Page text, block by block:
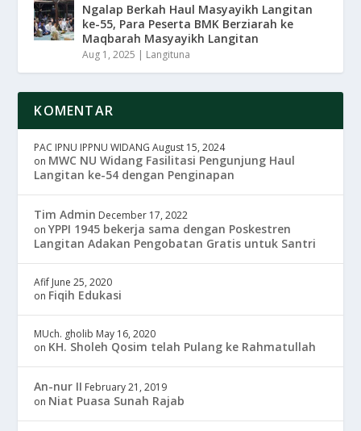
Ngalap Berkah Haul Masyayikh Langitan
ke-55, Para Peserta BMK Berziarah ke
Maqbarah Masyayikh Langitan
Aug 1, 2025 | Langituna
KOMENTAR
PAC IPNU IPPNU WIDANG August 15, 2024
on MWC NU Widang Fasilitasi Pengunjung Haul
Langitan ke-54 dengan Penginapan
Tim Admin December 17, 2022
onYPPI 1945 bekerja sama dengan Poskestren
Langitan Adakan Pengobatan Gratis untuk Santri
Afif June 25, 2020
on Fiqih Edukasi
MUch. gholib May 16, 2020
on KH. Sholeh Qosim telah Pulang ke Rahmatullah
An-nur II February 21, 2019
on Niat Puasa Sunah Rajab